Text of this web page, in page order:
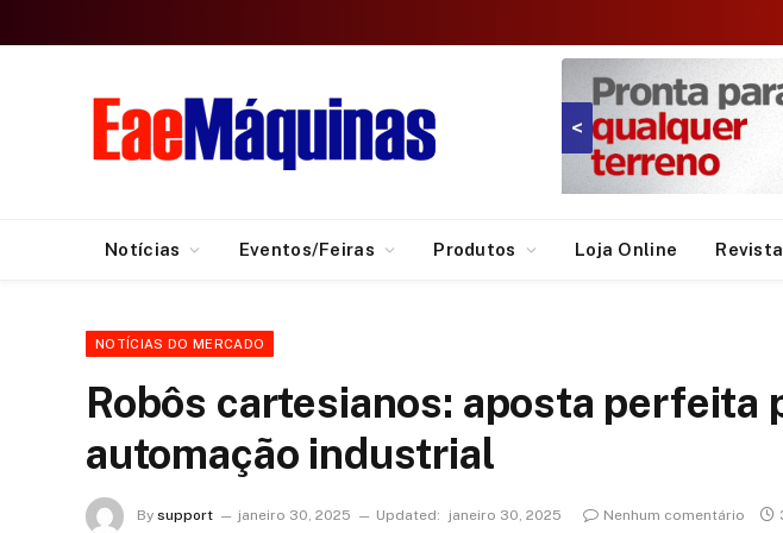
<
Notícias Eventos/Feiras Produtos Loja Online
NOTÍCIAS DO MERCADO
Robôs cartesianos: aposta perfeita
automação industrial
By support janeiro 30, 2025 Updated: janeiro 30, 2025 Nenhum comentário